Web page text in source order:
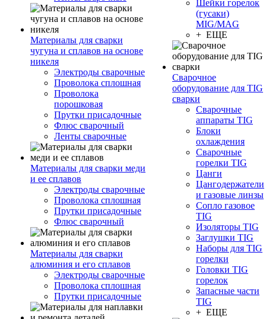
Материалы для сварки
чугуна и сплавов на основе
никеля
Электроды сварочные
Проволока сплошная
Проволока
порошковая
Прутки присадочные
Флюс сварочный
Ленты сварочные
Материалы для сварки меди
и ее сплавов
Электроды сварочные
Проволока сплошная
Прутки присадочные
Флюс сварочный
Материалы для сварки
алюминия и его сплавов
Электроды сварочные
Проволока сплошная
Прутки присадочные
Шейки горелок
(гусаки)
MIG/MAG
+ ЕЩЕ
Сварочное
оборудование для TIG
сварки
Сварочные
аппараты TIG
Блоки
охлаждения
Сварочные
горелки TIG
Цанги
Цангодержатели
и газовые линзы
Сопло газовое
TIG
Изоляторы TIG
Заглушки TIG
Наборы для TIG
горелки
Головки TIG
горелок
Запасные части
TIG
+ ЕЩЕ